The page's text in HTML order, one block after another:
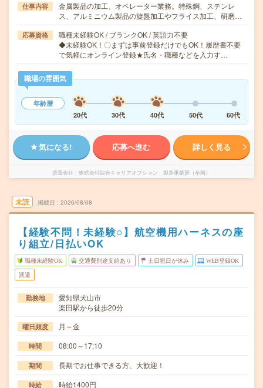
仕事内容
金属製品の加工、オペレーター業務。特殊鋼、ステンレ
ス、アルミニウム製品の旋盤加工やフライス加工、研磨…
応募資格
職種未経験OK / ブランクOK / 英語力不要
◆未経験OK！〇まずは事前登録だけでもOK！履歴書不要
で気軽にオンライン登録★氏名・職種などを入力す…
職場の雰囲気
年齢層
20代
30代 40代 50代 60代
気になる! 応募へ進む 詳しく見る
派遣会社 株式会社綜合キャリアオプション 製造事業部（全国）
未読 掲載日 2026/08/08
【経験不問！未経験○】航空機用ハーネスの座
り組立/日払いOK
職種未経験OK 交通費別途支給あり 土日祝日が休み WEB登録OK
派遣
勤務地
愛知県犬山市
楽田駅から徒歩20分
曜日頻度 月～金
時間 08:00～17:10
期間 長期でお仕事できる方、大歓迎！
時給 時給1400円